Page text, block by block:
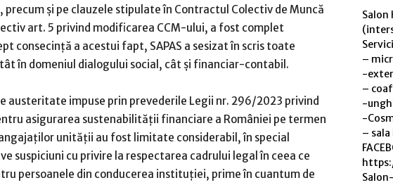
și pe clauzele stipulate în Contractul Colectiv de Muncă
art. 5 privind modificarea CCM-ului, a fost complet
consecință a acestui fapt, SAPAS a sesizat în scris toate
în domeniul dialogului social, cât și financiar-contabil.
austeritate impuse prin prevederile Legii nr. 296/2023 privind
asigurarea sustenabilității financiare a României pe termen
unității au fost limitate considerabil, în special
suspiciuni cu privire la respectarea cadrului legal în ceea ce
persoanele din conducerea instituției, prime în cuantum de
Salon
–
-
–
-
-
–